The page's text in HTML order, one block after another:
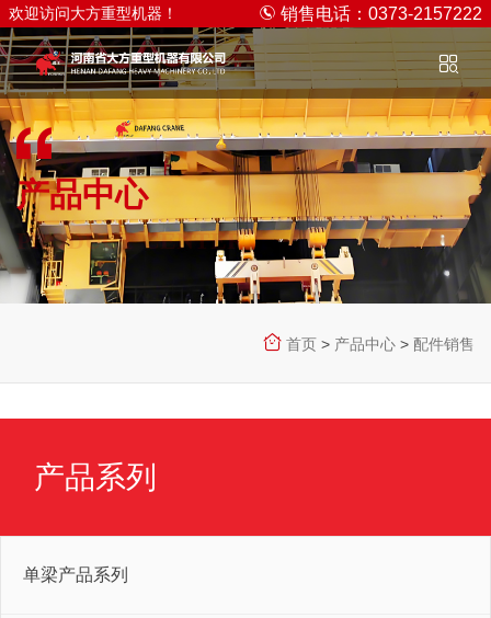
欢迎访问大方重型机器！ 销售电话：0373-2157222
产品中心
PRODUCT CENTER
首页 > 产品中心 > 配件销售
产品系列
单梁产品系列